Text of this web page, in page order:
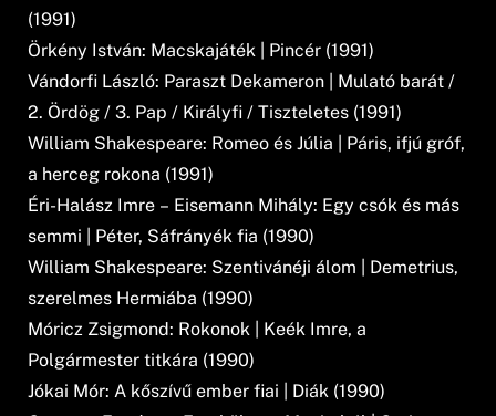
(1991)
Örkény István: Macskajáték | Pincér (1991)
Vándorfi László: Paraszt Dekameron | Mulató barát /
2. Ördög / 3. Pap / Királyfi / Tiszteletes (1991)
William Shakespeare: Romeo és Júlia | Páris, ifjú gróf,
a herceg rokona (1991)
Éri-Halász Imre – Eisemann Mihály: Egy csók és más
semmi | Péter, Sáfrányék fia (1990)
William Shakespeare: Szentivánéji álom | Demetrius,
szerelmes Hermiába (1990)
Móricz Zsigmond: Rokonok | Keék Imre, a
Polgármester titkára (1990)
Jókai Mór: A kőszívű ember fiai | Diák (1990)